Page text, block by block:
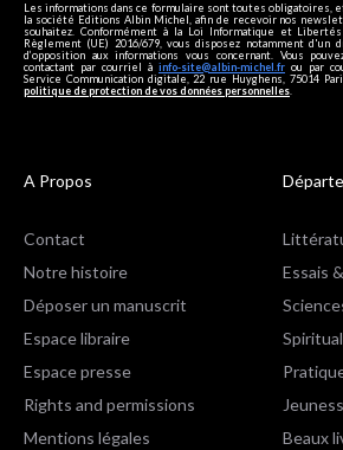
Les informations dans ce formulaire sont toutes
la société Editions Albin Michel, afin de recevoir nos
souhaitez. Conformément à la Loi Informatique et
Règlement (UE) 2016/679, vous disposez notamment
d’opposition aux informations vous concernant. Vous
contactant par courriel à info-site@albin-michel.fr ou par
Service Communication digitale, 22 rue Huyghens, 75014
politique de protection de vos données personnelles
A Propos
Contact
Notre histoire
Déposer un manuscrit
Espace libraire
Espace presse
Rights and permissions
Mentions légales
Essais
Beaux